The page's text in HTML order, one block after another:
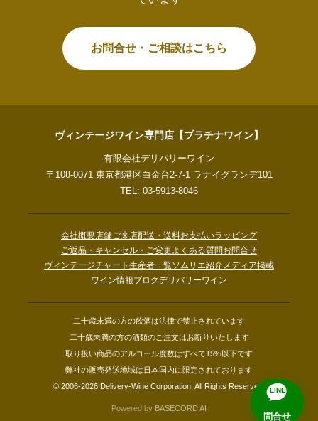
お問合せ・ご相談はこちら
ヴィンテージワイン専門店【プラチナワイン】
有限会社デリバリーワイン
〒108-0071 東京都港区白金台2-7-1 ラナイグランデ101
TEL: 03-5913-8046
会社概要店舗ご来店配送・送料お支払いラッピング
ご返品・キャンセル・ご変更よくある質問お問合せ
ヴィンテージチャート 生産者一覧ソムリエ紹介メディア掲載
ワイン情報ブログデリバリーワイン
二十歳未満の方の飲酒は法律で禁止されています
二十歳未満の方の酒類のご注文はお断りいたします
取り扱い商品のアルコール度数はすべて15%以下です
弊社の販売発送地域は日本国内に限定されております
© 2006-2026 Delivery-Wine Corporation. All Rights Reserved.
Powered by BASECORD AI
LINE
問合せ